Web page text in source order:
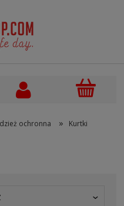
ochronna » Kurtki